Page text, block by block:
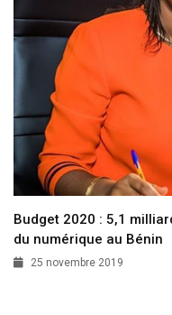
Budget 2020 : 5,1
du numérique au Bénin
25 novembre 2019